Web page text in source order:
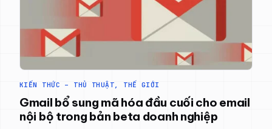
KIẾN THỨC – THỦ THUẬT, THẾ GIỚI
Gmail bổ sung mã hóa đầu cuối cho email
nội bộ trong bản beta doanh nghiệp